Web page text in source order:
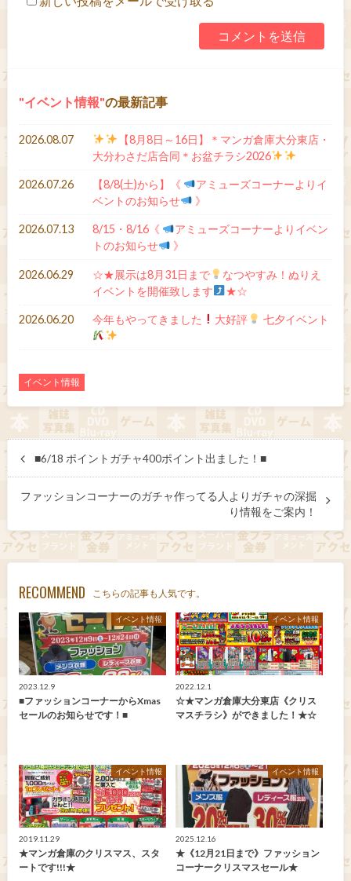
イベント情報 の最新記事
2026.08.07
【8月8日～16日】＊マンガ倉庫大分東店・
大分わさだ店合同＊お盆チラシ2026
2026.07.26 【8/8(土)から】《
アミューズコーナーよりイ
ベントのお知らせ
》
2026.07.13 8/15・8/16《
アミューズコーナーよりイベン
トのお知らせ
》
2026.06.29 ☆★展示は8月31日まで
なつやすみ！ぬりえ
イベントを開催致します
★☆
2026.06.20 今年もやってきました 大好評 七夕イベント
イベント情報
■6/18 ポイントガチャ400ポイント出ました！■
ファッションコーナーのガチャ作ってる人よりガチャの深掘
り情報をご案内！
RECOMMEND こちらの記事も人気です。
イベント情報
2023.12.9
■ファッションコーナーからXmas
セールのお知らせです！■
イベント情報
2022.12.1
☆★マンガ倉庫大分東店《クリス
マスチラシ》ができました！★☆
イベント情報
2019.11.29
★マンガ倉庫のクリスマス、スタ
ートです!!!★
イベント情報
2025.12.16
★《12月21日まで》ファッション
コーナークリスマスセール★